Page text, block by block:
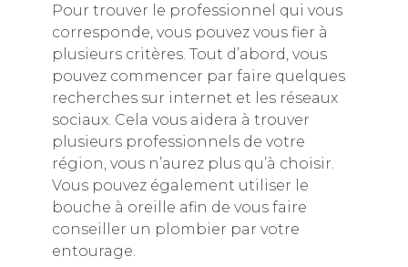
Pour trouver le professionnel qui vous
corresponde, vous pouvez vous fier à
plusieurs critères. Tout d’abord, vous
pouvez commencer par faire quelques
recherches sur internet et les réseaux
sociaux. Cela vous aidera à trouver
plusieurs professionnels de votre
région, vous n’aurez plus qu’à choisir.
Vous pouvez également utiliser le
bouche à oreille afin de vous faire
conseiller un plombier par votre
entourage.